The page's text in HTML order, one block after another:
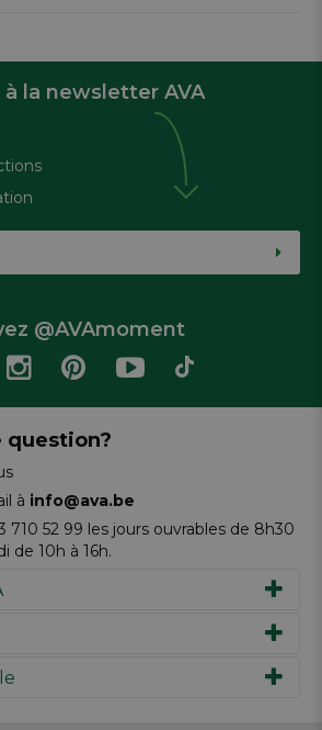
la newsletter AVA
@AVAmoment
question?
à info@ava.be
710 52 99 les jours ouvrables de 8h30
de 10h à 16h.